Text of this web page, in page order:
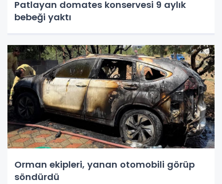
Patlayan domates konservesi 9 aylık
bebeği yaktı
Orman ekipleri, yanan otomobili görüp
söndürdü